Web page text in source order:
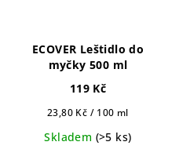
ECOVER Leštidlo do
myčky 500 ml
119 Kč
Měrná
23,80 Kč / 100 ml
Skladem (>5 ks)